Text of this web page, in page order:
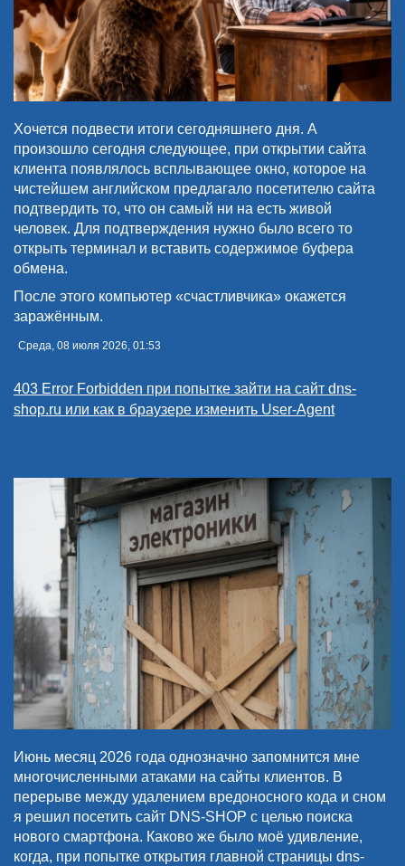
Хочется подвести итоги сегодняшнего дня. А
произошло сегодня следующее, при открытии сайта
клиента появлялось всплывающее окно, которое на
чистейшем английском предлагало посетителю сайта
подтвердить то, что он самый ни на есть живой
человек. Для подтверждения нужно было всего то
открыть терминал и вставить содержимое буфера
обмена.
После этого компьютер «счастливчика» окажется
заражённым.
Среда, 08 июля 2026, 01:53
403 Error Forbidden при попытке зайти на сайт dns-
shop.ru или как в браузере изменить User-Agent
Июнь месяц 2026 года однозначно запомнится мне
многочисленными атаками на сайты клиентов. В
перерыве между удалением вредоносного кода и сном
я решил посетить сайт DNS-SHOP с целью поиска
нового смартфона. Каково же было моё удивление,
когда, при попытке открытия главной страницы dns-